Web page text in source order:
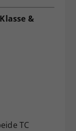
&
TC